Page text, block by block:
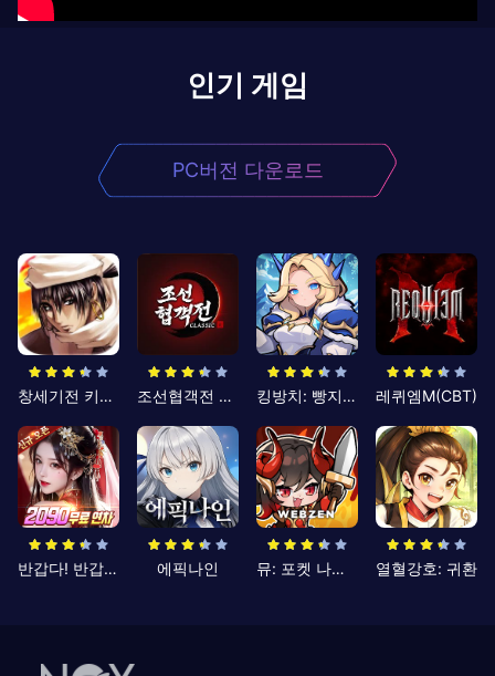
인기 게임
PC버전 다운로드
창세기전 키우기 조선협객전 클래식 킹방치: 빵지의 제왕 레퀴엠M(CBT)
반갑다! 반갑삼국지 에픽나인 뮤: 포켓 나이츠 열혈강호: 귀환